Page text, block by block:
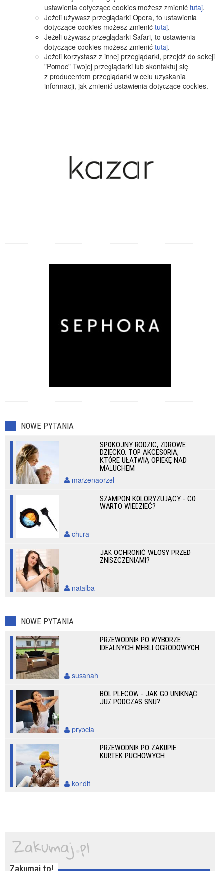
ustawienia dotyczące cookies możesz zmienić tutaj.
Jeżeli używasz przeglądarki Opera, to ustawienia
dotyczące cookies możesz zmienić tutaj.
Jeżeli używasz przeglądarki Safari, to ustawienia
dotyczące cookies możesz zmienić tutaj.
Jeżeli korzystasz z innej przeglądarki, przejdź do sekcji
"Pomoc" Twojej przeglądarki lub skontaktuj się
z producentem przeglądarki w celu uzyskania
informacji, jak zmienić ustawienia dotyczące cookies.
NOWE PYTANIA
SPOKOJNY RODZIC, ZDROWE
DZIECKO. TOP AKCESORIA,
KTÓRE UŁATWIĄ OPIEKĘ NAD
MALUCHEM
marzenaorzel
SZAMPON KOLORYZUJĄCY - CO
WARTO WIEDZIEĆ?
chura
JAK OCHRONIĆ WŁOSY PRZED
ZNISZCZENIAMI?
natalba
NOWE PYTANIA
PRZEWODNIK PO WYBORZE
IDEALNYCH MEBLI OGRODOWYCH
susanah
BÓL PLECÓW - JAK GO UNIKNĄĆ
JUŻ PODCZAS SNU?
prybcia
PRZEWODNIK PO ZAKUPIE
KURTEK PUCHOWYCH
kondit
Zakumaj to!